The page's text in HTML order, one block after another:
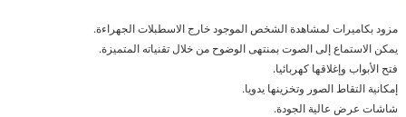
مزود بكاميرات لمشاهدة الشخص الموجود خارج الاسطبلات الجهراءة.
يمكن الاستماع إلى الصوت بمنتهى الوضوح من خلال تقنياته المتميزة.
فتح الأبواب وإغلاقها كهربائيا.
إمكانية التقاط الصور وتخزينها يدويا.
شاشات عرض عالية الجودة.